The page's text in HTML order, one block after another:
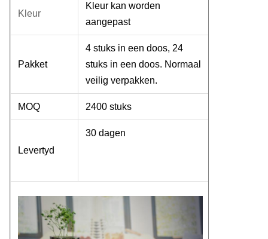
Kleur
Kleur kan worden
aangepast
Pakket
4 stuks in een doos, 24
stuks in een doos. Normaal
veilig verpakken.
MOQ 2400 stuks
Levertyd
30 dagen